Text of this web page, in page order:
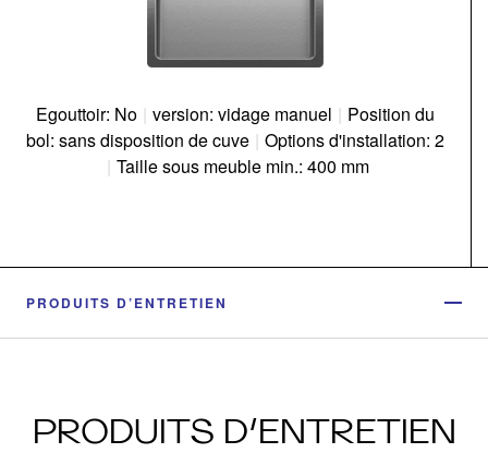
Egouttoir: No | version: vidage manuel | Position du
bol: sans disposition de cuve | Options d'installation: 2
| Taille sous meuble min.: 400 mm
PRODUITS D’ENTRETIEN
PRODUITS D’ENTRETIEN